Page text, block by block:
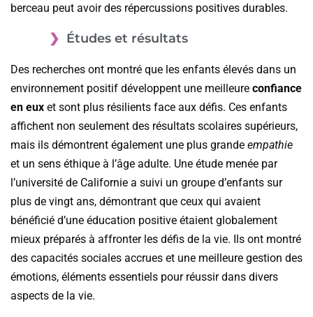
berceau peut avoir des répercussions positives durables.
Études et résultats
Des recherches ont montré que les enfants élevés dans un
environnement positif développent une meilleure confiance
en eux et sont plus résilients face aux défis. Ces enfants
affichent non seulement des résultats scolaires supérieurs,
mais ils démontrent également une plus grande empathie
et un sens éthique à l’âge adulte. Une étude menée par
l’université de Californie a suivi un groupe d’enfants sur
plus de vingt ans, démontrant que ceux qui avaient
bénéficié d’une éducation positive étaient globalement
mieux préparés à affronter les défis de la vie. Ils ont montré
des capacités sociales accrues et une meilleure gestion des
émotions, éléments essentiels pour réussir dans divers
aspects de la vie.